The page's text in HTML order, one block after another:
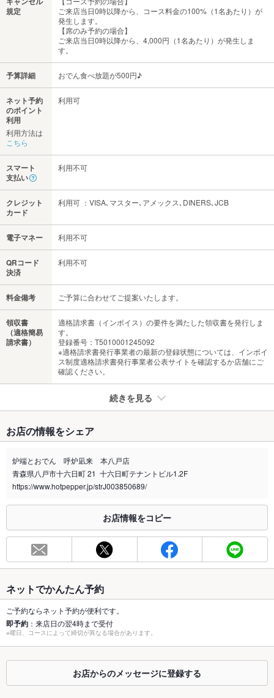
規定
ご来店当日0時以降から、コース料金の100%（1名あたり）が
発生します。
【席のみ予約の場合】
ご来店当日0時以降から、4,000円（1名あたり）が発生しま
す。
予算詳細 おでん食べ放題が500円♪
ネット予約
のポイント
利用
利用方法は
こちら
利用可
スマート
支払い
利用不可
クレジット
カード
利用可 ：VISA､マスター､アメックス､DINERS､JCB
電子マネー 利用不可
QRコード
決済
利用不可
料金備考 ご予算に合わせてご提案いたします。
領収書
（適格簡易
請求書）
適格請求書（インボイス）の要件を満たした領収書を発行しま
す。
登録番号：T5010001245092
※適格請求書発行事業者の最新の登録状態については、インボイ
ス制度適格請求書発行事業者公表サイトを確認するか店舗にご
確認ください。
続きを見る
禁煙・喫煙
全席喫煙可
加熱式煙草はお席でOK◎面倒な移動ナシ♪
喫煙専用室 なし
お席
総席数 130席
最大宴会収
容人数
130人
個室 あり ：少人数から団体様用迄多数完備!!
座敷 あり
お店の情報をシェア
炉端とおでん 呼炉凪来 本八戸店
青森県八戸市十六日町 21 十六日町テナントビル1.2F
https://www.hotpepper.jp/strJ003850689/
お店情報をコピー
ネットでかんたん予約
ご予約ならネット予約が便利です。
即予約 ：来店日の翌4時まで受付
※曜日、コースによって締切が異なる場合があります。
お店からのメッセージに登録する